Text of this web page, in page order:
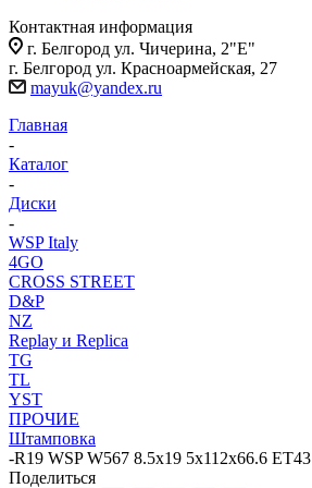
Контактная информация
г. Белгород ул. Чичерина, 2"Е"
г. Белгород ул. Красноармейская, 27
mayuk@yandex.ru
Главная
-
Каталог
-
Диски
-
WSP Italy
4GO
CROSS STREET
D&P
NZ
Replay и Replica
TG
TL
YST
ПРОЧИЕ
Штамповка
-R19 WSP W567 8.5х19 5х112х66.6 ЕТ43
Поделиться